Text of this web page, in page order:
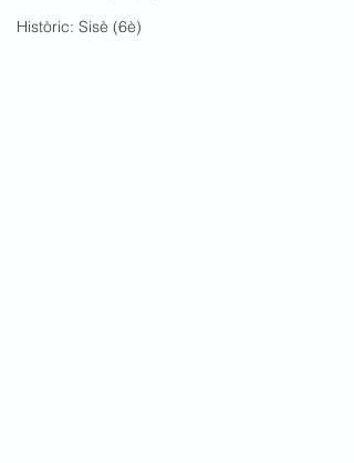
Històric: Sisè (6è)